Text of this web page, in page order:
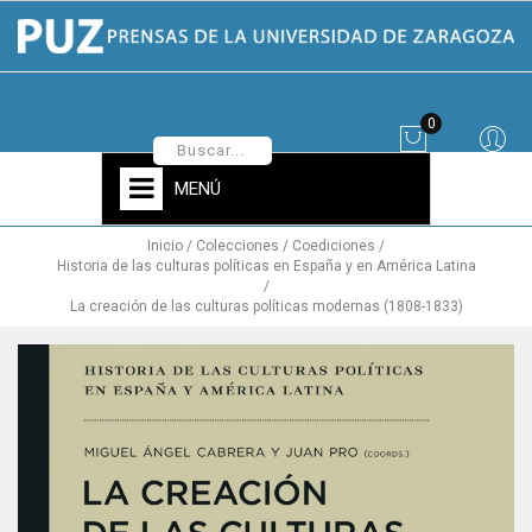
0
MENÚ
Inicio Colecciones
Coediciones
Historia de las culturas políticas en España y en América Latina
La creación de las culturas políticas modernas (1808-1833)